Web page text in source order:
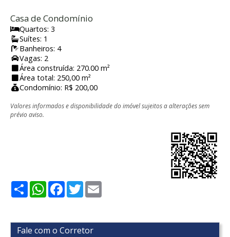
Casa de Condomínio
Quartos: 3
Suítes: 1
Banheiros: 4
Vagas: 2
Área construída: 270.00 m²
Área total: 250,00 m²
Condomínio: R$ 200,00
Valores informados e disponibilidade do imóvel sujeitos a alterações sem
prévio aviso.
ShareWhatsApp
Facebook
Twitter
Fale com o Corretor